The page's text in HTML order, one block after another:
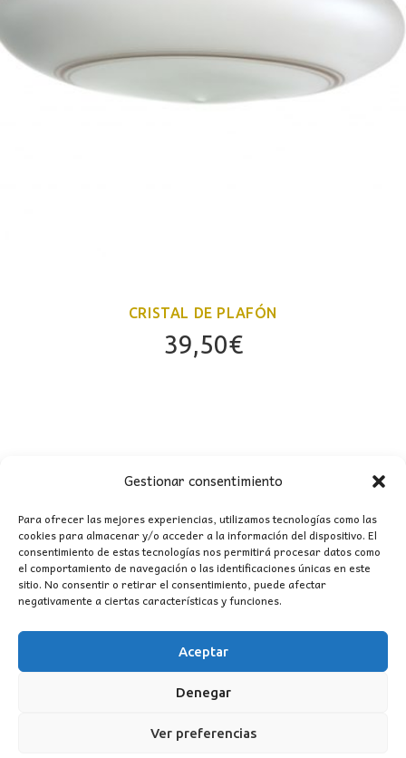
Gestionar consentimiento
Para ofrecer las mejores experiencias, utilizamos tecnologías como las
cookies para almacenar y/o acceder a la información del dispositivo. El
consentimiento de estas tecnologías nos permitirá procesar datos como
el comportamiento de navegación o las identificaciones únicas en este
sitio. No consentir o retirar el consentimiento, puede afectar
negativamente a ciertas características y funciones.
Aceptar
Denegar
Ver preferencias
CRISTAL DE PLAFÓN
39,50€
CONTACTO
MI CUENTA